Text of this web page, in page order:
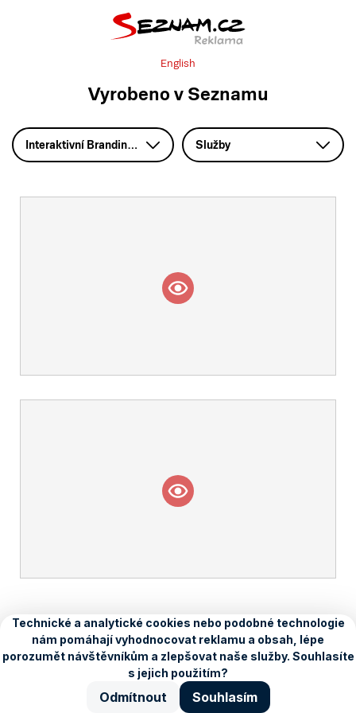
English
Vyrobeno v Seznamu
Interaktivní Branding – HTML5 Služby
Kariéra Blog Ochrana údajů
personalizace
Copyright © 1996–2026, Seznam.cz, a.s.